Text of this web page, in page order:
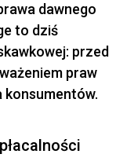
dawnego
to dziś
przed
praw